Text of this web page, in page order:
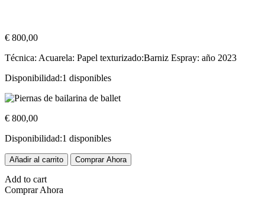
€ 800,00
Técnica: Acuarela: Papel texturizado:Barniz Espray: año 2023
Disponibilidad:1 disponibles
€ 800,00
Disponibilidad:1 disponibles
Piernas
de
bailarina
de
Añadir al carrito Comprar Ahora
Add to cart
Comprar Ahora